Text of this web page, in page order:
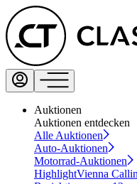
Auktionen
Auktionen entdecken
Alle Auktionen
Auto-Auktionen
Motorrad-Auktionen
HighlightVienna